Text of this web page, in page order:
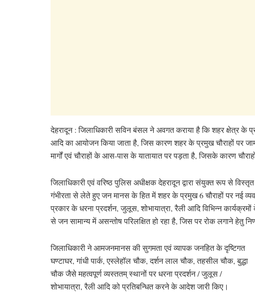
देहरादून : जिलाधिकारी सविन बंसल ने अवगत कराया है कि शहर क्षेत्र के
आदि का आयोजन किया जाता है, जिस कारण शहर के प्रमुख चौराहों पर
मार्गों एवं चौराहों के आस-पास के यातायात पर पड़ता है, जिसके कारण
जिलाधिकारी एवं वरिष्ठ पुलिस अधीक्षक देहरादून द्वारा संयुक्त रूप से
गंभीरता से लेते हुए जन मानस के हित में शहर के प्रमुख 6 चौराहों पर नई
प्रकार के धरना प्रदर्शन, जुलूस, शोभायात्रा, रैली आदि विभिन्न
से जन सामान्य में असन्तोष परिलक्षित हो रहा है, जिस पर रोक लगाने हेतु
जिलाधिकारी ने आमजनमानस की सुगमता एवं व्यापक जनहित के दृष्टिगत
घण्टाघर, गांधी पार्क, एस्लेहॉल चौक, दर्शन लाल चौक, तहसील चौक, बुद्धा
चौक जैसे महत्वपूर्ण व्यस्ततम् स्थानों पर धरना प्रदर्शन / जुलूस /
शोभायात्रा, रैली आदि को प्रतिबन्धित करने के आदेश जारी किए।